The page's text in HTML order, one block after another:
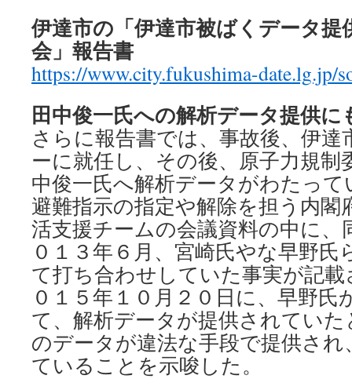
伊達市の「伊達市被ばくデータ提
会」報告書
https://www.city.fukushima-date.lg.jp/
田中俊一氏への解析データ提供に
さらに報告書では、事故後、伊
ーに就任し、その後、原子力規制
中俊一氏へ解析データがわたっ
避難指示の指定や解除を担う内閣
活支援チームの会議資料の中に、
０１３年６月、宮崎氏やな早野
て打ち合わせしていた事実が記
０１５年１０月２０日に、早野氏
て、解析データが提供されてい
のデータが違法な手段で提供さ
ていることを示唆した。